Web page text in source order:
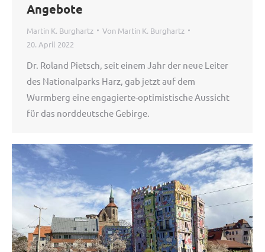
Angebote
Martin K. Burghartz Von Martin K. Burghartz
20. April 2022
Dr. Roland Pietsch, seit einem Jahr der neue Leiter
des Nationalparks Harz, gab jetzt auf dem
Wurmberg eine engagierte-optimistische Aussicht
für das norddeutsche Gebirge.